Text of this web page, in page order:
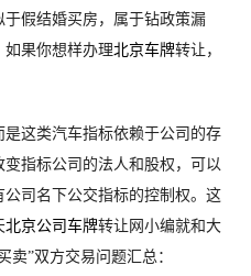
假结婚买房，属于钻政策漏
果你想样办理北京车牌转让，
是这类汽车指标依赖于公司的存
指标公司的法人和股权，可以
司名下公交指标的控制权。这
北京公司车牌转让网 小编就和大
卖”双方交易问题汇总 ：